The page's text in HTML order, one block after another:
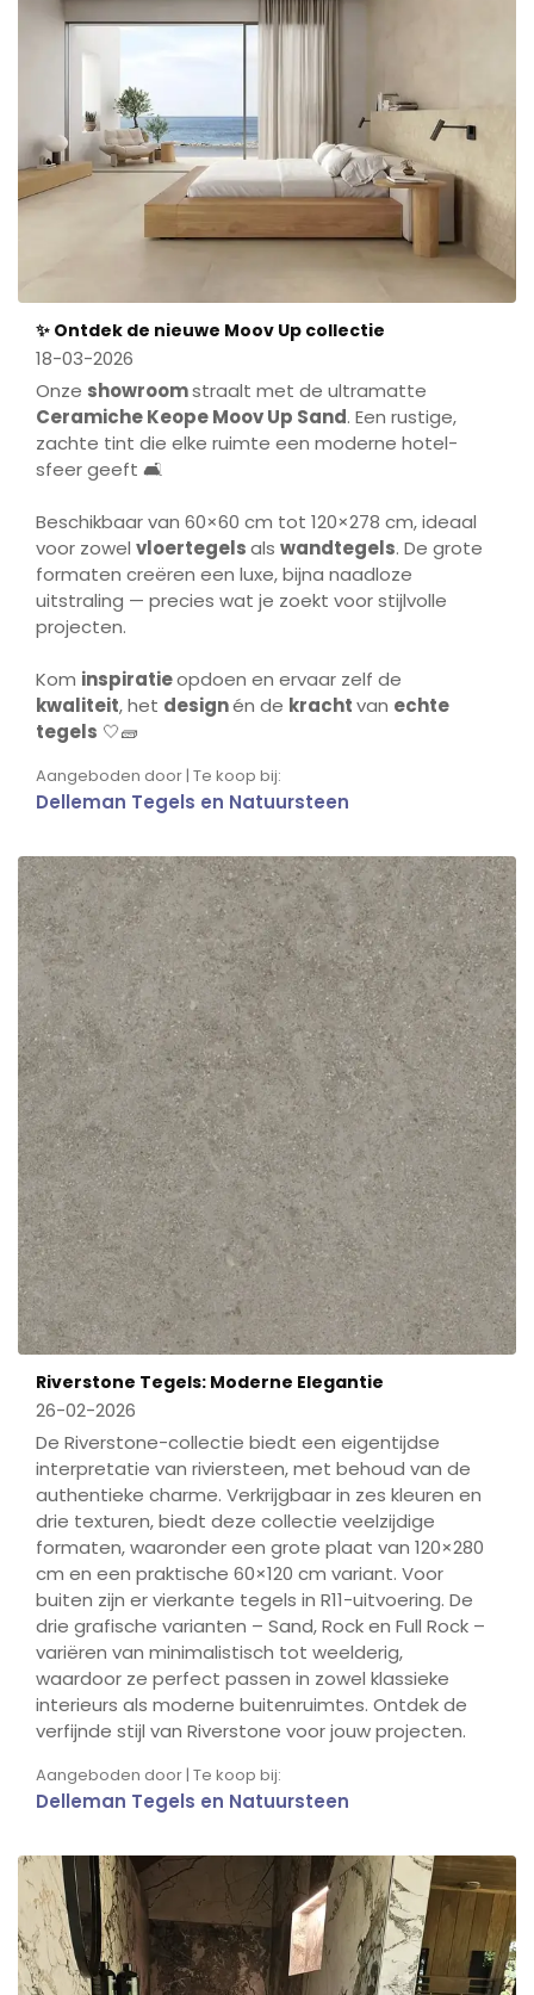
✨ Ontdek de nieuwe Moov Up collectie
18-03-2026
Onze showroomstraalt met de ultramatte
Ceramiche Keope Moov Up Sand. Een rustige,
zachte tint die elke ruimte een moderne hotel­
sfeer geeft 🛋️
Beschikbaar van 60×60 cm tot 120×278 cm, ideaal
voor zowel vloertegelsals wandtegels. De grote
formaten creëren een luxe, bijna naadloze
uitstraling — precies wat je zoekt voor stijlvolle
projecten.
Kom inspiratieopdoen en ervaar zelf de
kwaliteit, het designén de krachtvan echte
tegels 🤍🧱
Aangeboden door | Te koop bij:
Delleman Tegels en Natuursteen
Riverstone Tegels: Moderne Elegantie
26-02-2026
De Riverstone-collectie biedt een eigentijdse
interpretatie van riviersteen, met behoud van de
authentieke charme. Verkrijgbaar in zes kleuren en
drie texturen, biedt deze collectie veelzijdige
formaten, waaronder een grote plaat van 120×280
cm en een praktische 60×120 cm variant. Voor
buiten zijn er vierkante tegels in R11-uitvoering. De
drie grafische varianten – Sand, Rock en Full Rock –
variëren van minimalistisch tot weelderig,
waardoor ze perfect passen in zowel klassieke
interieurs als moderne buitenruimtes. Ontdek de
verfijnde stijl van Riverstone voor jouw projecten.
Aangeboden door | Te koop bij:
Delleman Tegels en Natuursteen